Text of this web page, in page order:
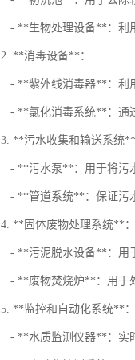
- **生物处理设备**：利
2. **消毒设备**：
- **紫外线消毒器**：利
- **氯化消毒系统**：通
3. **污水收集和输送系统**
- **污水泵**：用于将污
- **管道系统**：保证污
4. **固体废物处理系统**：
- **污泥脱水设备**：用
- **废物焚烧炉**：用于
5. **监控和自动化系统**：
- **水质监测仪器**：实